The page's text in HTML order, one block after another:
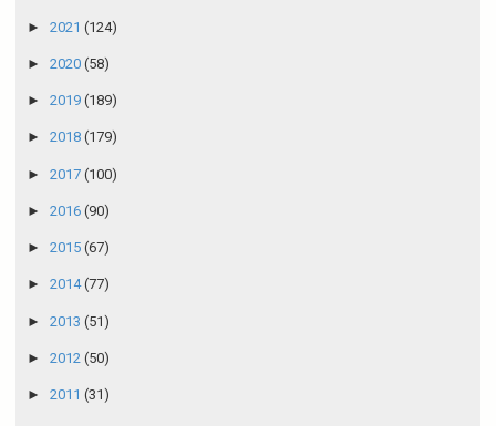
► 2021 (124)
► 2020 (58)
► 2019 (189)
► 2018 (179)
► 2017 (100)
► 2016 (90)
► 2015 (67)
► 2014(77)
► 2013 (51)
► 2012 (50)
► 2011 (31)